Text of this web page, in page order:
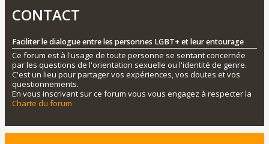
CONTACT
Faciliter le dialogue entre les personnes LGBT+ et leur entourage
Ce forum est à l'usage de toute personne se sentant concernée
par les questions de l'orientation sexuelle ou l'identité de genre.
C'est un lieu pour partager vos expériences, vos doutes et vos
questionnements.
En vous inscrivant sur ce forum vous vous engagez à respecter la
Charte du forum